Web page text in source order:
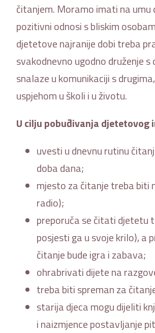
čitanjem. Moramo imati na
pozitivni odnosi s bliskim
djetetove najranije dobi treba
svakodnevno ugodno druženje
snalaze u komunikaciji s
uspjehom u školi i u životu.
U cilju pobuđivanja djetetovog
uvesti u dnevnu rutinu
doba dana;
mjesto za čitanje treba biti
radio);
preporuča se čitati djetetu
posjesti ga u svoje krilo), a
čitanje bude igra i zabava;
ohrabrivati dijete na
treba biti spreman za
starija djeca mogu dijeliti
i naizmjence postavljanje